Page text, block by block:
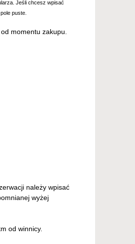
Jeśli chcesz wpisać
puste.
momentu zakupu.
należy wpisać
wyżej
od winnicy.